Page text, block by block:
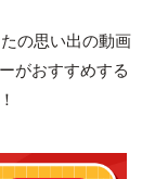
の思い出の動画
がおすすめする